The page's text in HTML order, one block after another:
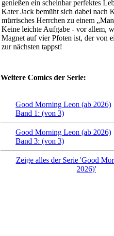
genießen ein scheinbar perfektes
Kater Jack bemüht sich dabei nach
mürrisches Herrchen zu einem
Keine leichte Aufgabe - vor allem,
Magnet auf vier Pfoten ist, der von
zur nächsten tappst!
Weitere Comics der Serie:
Good Morning Leon (ab 2026)
Band 1: (von 3)
Good Morning Leon (ab 2026)
Band 3: (von 3)
Zeige alles der Serie 'Good
2026)'